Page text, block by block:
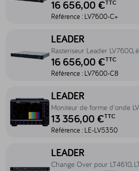
16 656,00 €TTC
Référence : LV7600-C+
Accéder au produit Rasteriseur Leader
LEADER
Rasteriseur Leader LV7600,
16 656,00 €TTC
Référence : LV7600-C8
Accéder au produit Moniteur de forme
LEADER
Moniteur de forme d'onde
13 356,00 €TTC
Référence : LE-LV5350
Accéder au produit Change Over pour
LEADER
Change Over pour LT4610,